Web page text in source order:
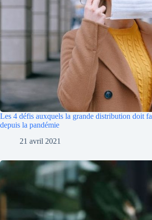
Les 4 défis auxquels la grande distribution doit
depuis la pandémie
21 avril 2021